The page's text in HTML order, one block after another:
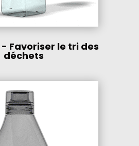
Favoriser le tri des
déchets